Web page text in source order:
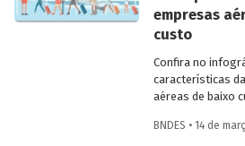
durante o verão,
países situados
Portugal.
empresas
custo
Confira no
características
aéreas de baixo
décadas, com a
BNDES • 14 de